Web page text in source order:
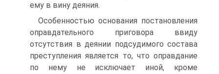
ему в вину деяния.
Особенностью основания постановления
оправдательного приговора ввиду
отсутствия в деянии подсудимого состава
преступления является то, что оправдание
по нему не исключает иной, кроме